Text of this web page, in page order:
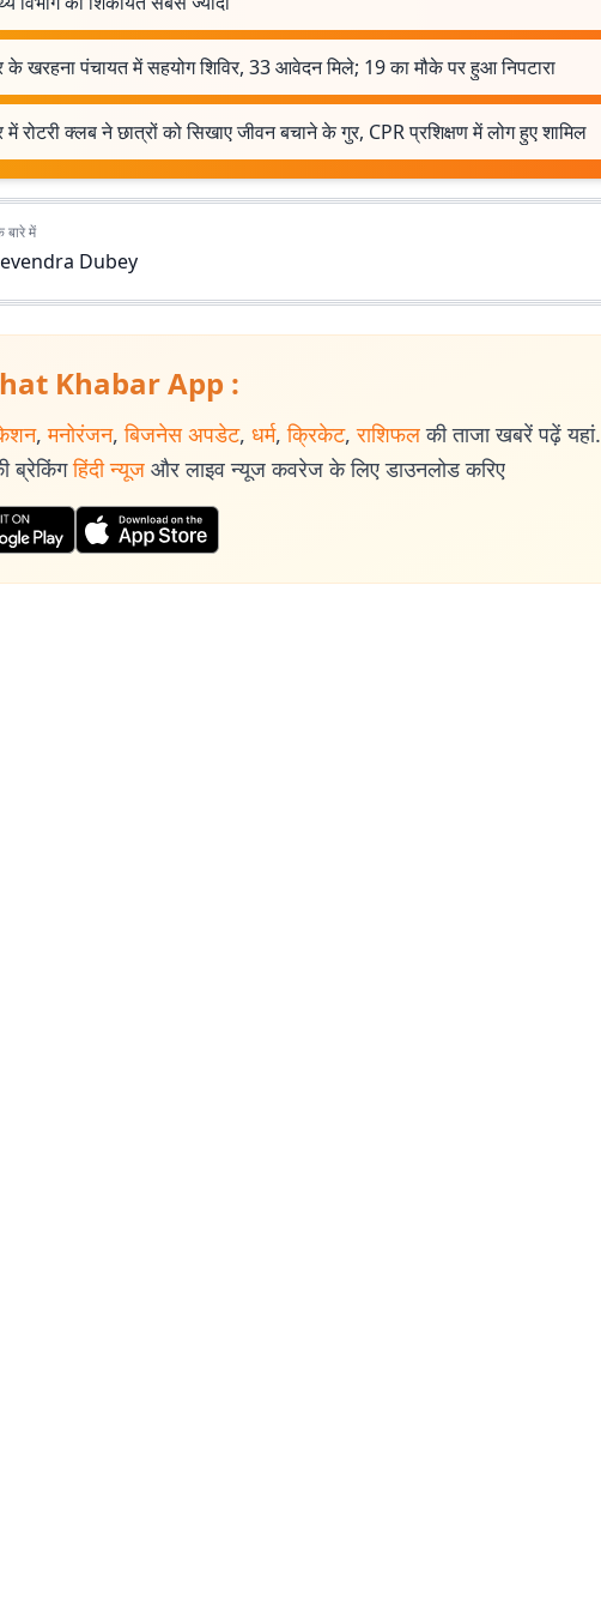
के खरहना पंचायत में सहयोग शिविर, 33 आवेदन मिले; 19 का मौके पर हुआ निपटारा
रोटरी क्लब ने छात्रों को सिखाए जीवन बचाने के गुर, CPR प्रशिक्षण में लोग हुए शामिल
में
Dubey
Khabar App :
, मनोरंजन, बिजनेस अपडेट, धर्म, क्रिकेट, राशिफल की ताजा खबरें पढ़ें यहां.
ब्रेकिंग हिंदी न्यूज और लाइव न्यूज कवरेज के लिए डाउनलोड करिए